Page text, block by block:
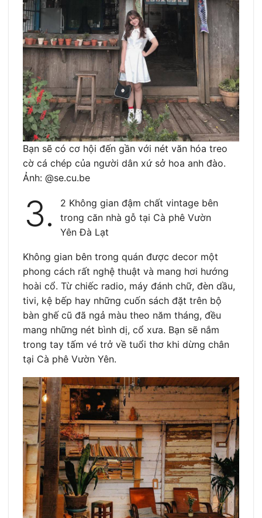
Bạn sẽ có cơ hội đến gần với nét văn hóa treo
cờ cá chép của người dân xứ sở hoa anh đào.
Ảnh: @se.cu.be
3.
2 Không gian đậm chất vintage bên
trong căn nhà gỗ tại Cà phê Vườn
Yên Đà Lạt
Không gian bên trong quán được decor một
phong cách rất nghệ thuật và mang hơi hướng
hoài cổ. Từ chiếc radio, máy đánh chữ, đèn dầu,
tivi, kệ bếp hay những cuốn sách đặt trên bộ
bàn ghế cũ đã ngả màu theo năm tháng, đều
mang những nét bình dị, cổ xưa. Bạn sẽ nắm
trong tay tấm vé trở về tuổi thơ khi dừng chân
tại Cà phê Vườn Yên.